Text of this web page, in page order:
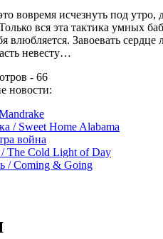
вовремя исчезнуть под утро,
вся эта тактика умных
влюбляется. Завоевать
невесту…
- 66
новости:
/ Sweet Home Alabama
война
/ The Cold Light of Day
/ Coming & Going